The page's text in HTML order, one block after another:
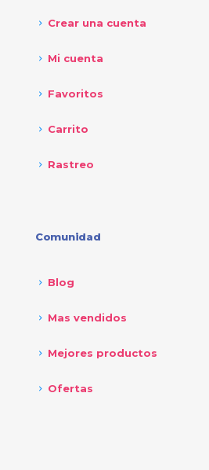
Crear una cuenta
Mi cuenta
Favoritos
Carrito
Rastreo
Comunidad
Blog
Mas vendidos
Mejores productos
Ofertas